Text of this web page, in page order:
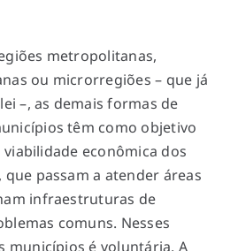
metropolitanas,
ou microrregiões – que já
–, as demais formas de
têm como objetivo
econômica dos
passam a atender áreas
infraestruturas de
comuns. Nesses
municípios é voluntária. A